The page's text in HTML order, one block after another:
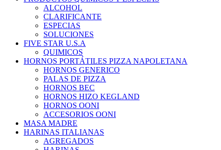
ALCOHOL
CLARIFICANTE
ESPECIAS
SOLUCIONES
FIVE STAR U.S.A
QUIMICOS
HORNOS PORTÁTILES PIZZA NAPOLETANA
HORNOS GENERICO
PALAS DE PIZZA
HORNOS BEC
HORNOS HIZO KEGLAND
HORNOS OONI
ACCESORIOS OONI
MASA MADRE
HARINAS ITALIANAS
AGREGADOS